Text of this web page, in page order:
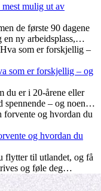
mulig ut av
de første 90 dagene
ny arbeidsplass,
hjemlengsel er
viser deg hvordan
i utlandet, og sikre
som er forskjellig – og
du er i 20-årene eller
spennende – og noen
spiller en rolle.
seg. Den kan gi
verdifulle kulturelle
og hvordan du
flytter til utlandet, og få
og føle deg